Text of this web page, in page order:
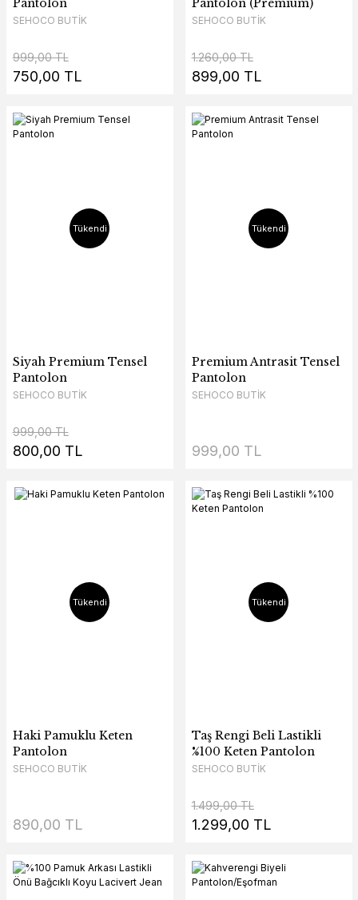
Pantolon
SEHOCO BUTİK
999,00 TL
750,00 TL
Pantolon (Premium)
SEHOCO BUTİK
1.260,00 TL
899,00 TL
Tükendi
Siyah Premium Tensel
Pantolon
SEHOCO BUTİK
999,00 TL
800,00 TL
Tükendi
Premium Antrasit Tensel
Pantolon
SEHOCO BUTİK
999,00 TL
Tükendi
Haki Pamuklu Keten
Pantolon
SEHOCO BUTİK
890,00 TL
Tükendi
Taş Rengi Beli Lastikli
%100 Keten Pantolon
SEHOCO BUTİK
1.499,00 TL
1.299,00 TL